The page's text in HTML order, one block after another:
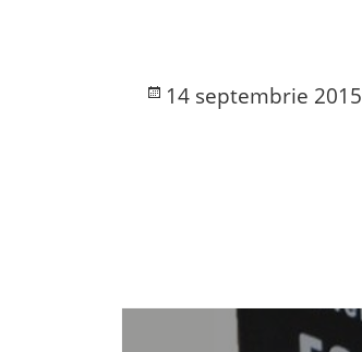
Posted
14 septembrie 2015
Navigare